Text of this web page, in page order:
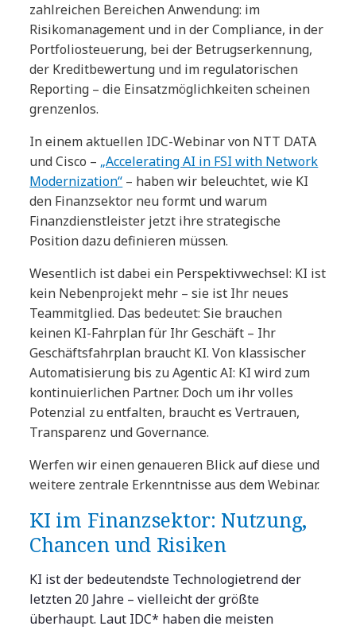
zahlreichen Bereichen Anwendung: im
Risikomanagement und in der Compliance, in der
Portfoliosteuerung, bei der Betrugserkennung,
der Kreditbewertung und im regulatorischen
Reporting – die Einsatzmöglichkeiten scheinen
grenzenlos.
In einem aktuellen IDC-Webinar von NTT DATA
und Cisco – „Accelerating AI in FSI with Network
Modernization“ – haben wir beleuchtet, wie KI
den Finanzsektor neu formt und warum
Finanzdienstleister jetzt ihre strategische
Position dazu definieren müssen.
Wesentlich ist dabei ein Perspektivwechsel: KI ist
kein Nebenprojekt mehr – sie ist Ihr neues
Teammitglied. Das bedeutet: Sie brauchen
keinen KI-Fahrplan für Ihr Geschäft – Ihr
Geschäftsfahrplan braucht KI. Von klassischer
Automatisierung bis zu Agentic AI: KI wird zum
kontinuierlichen Partner. Doch um ihr volles
Potenzial zu entfalten, braucht es Vertrauen,
Transparenz und Governance.
Werfen wir einen genaueren Blick auf diese und
weitere zentrale Erkenntnisse aus dem Webinar.
KI im Finanzsektor: Nutzung,
Chancen und Risiken
KI ist der bedeutendste Technologietrend der
letzten 20 Jahre – vielleicht der größte
überhaupt. Laut IDC* haben die meisten